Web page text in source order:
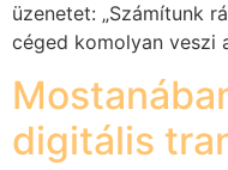
üzenetet: „Számítunk
céged komolyan veszi
digitális